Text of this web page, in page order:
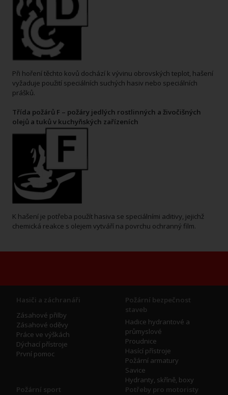
Při hoření těchto kovů dochází k vývinu obrovských teplot, hašení
vyžaduje použití speciálních suchých hasiv nebo speciálních
prášků.
Třída požárů F – požáry jedlých rostlinných a živočišných
olejů a tuků v kuchyňských zařízeních
K hašení je potřeba použít hasiva se speciálními aditivy, jejichž
chemická reakce s olejem vytváří na povrchu ochranný film.
Hasiči a záchranáři
Zásahové přilby
Zásahové oděvy
Práce ve výškách
Dýchací přístroje
První pomoc
Požární bezpečnost
staveb
Hadice hydrantové a
průmyslové
Proudnice
Hasící přístroje
Požární armatury
Savice
Hydranty, skříně, boxy
Požární sport
Potřeby pro motoristy